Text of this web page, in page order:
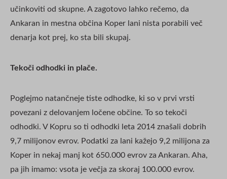
učinkoviti od skupne. A zagotovo lahko rečemo, da
Ankaran in mestna občina Koper lani nista porabili več
denarja kot prej, ko sta bili skupaj.
Tekoči odhodki in plače.
Poglejmo natančneje tiste odhodke, ki so v prvi vrsti
povezani z delovanjem ločene občine. To so tekoči
odhodki. V Kopru so ti odhodki leta 2014 znašali dobrih
9,7 milijonov evrov. Podatki za lani kažejo 9,2 milijona za
Koper in nekaj manj kot 650.000 evrov za Ankaran. Aha,
pa jih imamo: vsota je večja za skoraj 100.000 evrov.